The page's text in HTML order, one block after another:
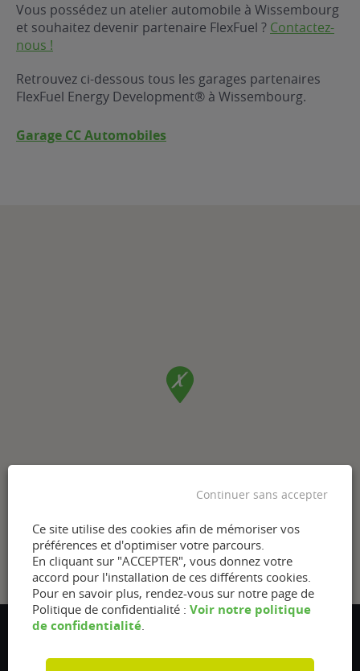
de mon
Vous possédez un atelier automobile à Wissembourg
et souhaitez devenir partenaire FlexFuel ? Contactez-
nous !
Retrouvez ci-dessous tous les garages partenaires
FlexFuel Energy Development® à Wissembourg.
Garage CC Automobiles
5 avenue des Renardières
Ce site utilise des cookies afin de mémoriser vos
préférences et d'optimiser votre parcours.
En cliquant sur "ACCEPTER", vous donnez votre
accord pour l'installation de ces différents cookies.
Pour en savoir plus, rendez-vous sur notre page de
Politique de confidentialité : Voir notre politique
de confidentialité.
Continuer sans accepter